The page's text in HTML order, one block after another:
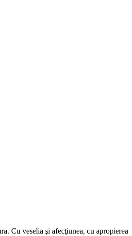
Cu veselia şi afecţiunea, cu apropierea